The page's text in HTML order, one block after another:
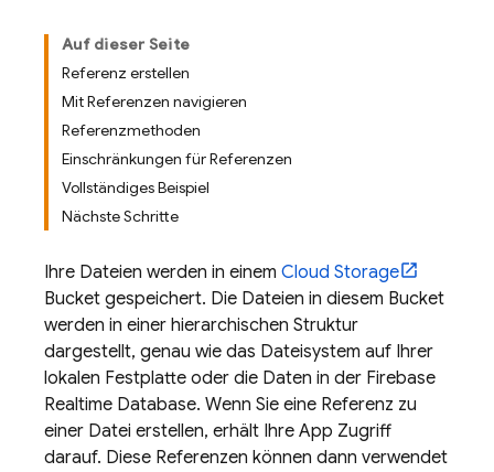
Auf dieser Seite
Referenz erstellen
Mit Referenzen navigieren
Referenzmethoden
Einschränkungen für Referenzen
Vollständiges Beispiel
Nächste Schritte
Ihre Dateien werden in einem Cloud Storage
Bucket gespeichert. Die Dateien in diesem Bucket
werden in einer hierarchischen Struktur
dargestellt, genau wie das Dateisystem auf Ihrer
lokalen Festplatte oder die Daten in der Firebase
Realtime Database. Wenn Sie eine Referenz zu
einer Datei erstellen, erhält Ihre App Zugriff
darauf. Diese Referenzen können dann verwendet